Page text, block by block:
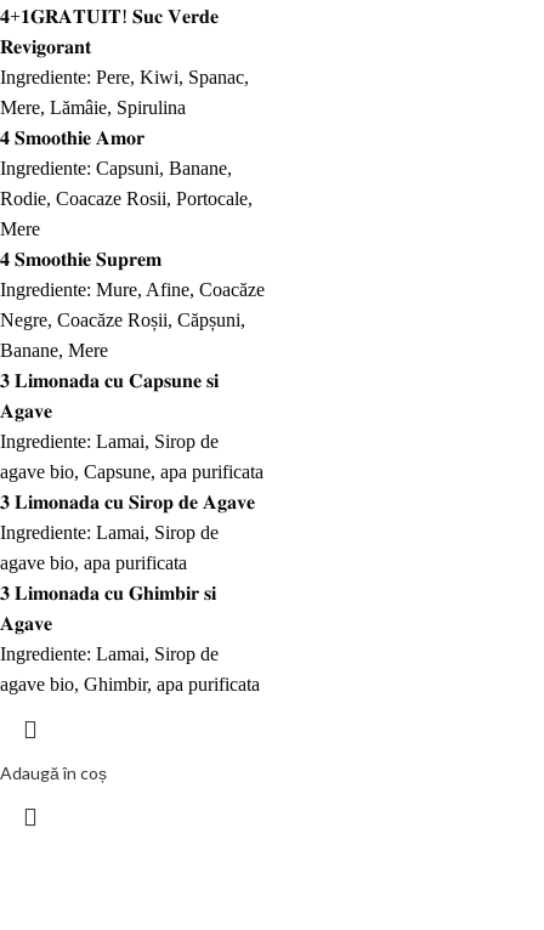
𝟒+𝟏𝐆𝐑𝐀𝐓𝐔𝐈𝐓! 𝐒𝐮𝐜 𝐕𝐞𝐫𝐝𝐞
𝐑𝐞𝐯𝐢𝐠𝐨𝐫𝐚𝐧𝐭
Ingrediente: Pere, Kiwi, Spanac,
Mere, Lămâie, Spirulina
𝟒 𝐒𝐦𝐨𝐨𝐭𝐡𝐢𝐞 𝐀𝐦𝐨𝐫
Ingrediente: Capsuni, Banane,
Rodie, Coacaze Rosii, Portocale,
Mere
𝟒 𝐒𝐦𝐨𝐨𝐭𝐡𝐢𝐞 𝐒𝐮𝐩𝐫𝐞𝐦
Ingrediente: Mure, Afine, Coacăze
Negre, Coacăze Roșii, Căpșuni,
Banane, Mere
𝟑 𝐋𝐢𝐦𝐨𝐧𝐚𝐝𝐚 𝐜𝐮 𝐂𝐚𝐩𝐬𝐮𝐧𝐞 𝐬𝐢
𝐀𝐠𝐚𝐯𝐞
Ingrediente: Lamai, Sirop de
agave bio, Capsune, apa purificata
𝟑 𝐋𝐢𝐦𝐨𝐧𝐚𝐝𝐚 𝐜𝐮 𝐒𝐢𝐫𝐨𝐩 𝐝𝐞 𝐀𝐠𝐚𝐯𝐞
Ingrediente: Lamai, Sirop de
agave bio, apa purificata
𝟑 𝐋𝐢𝐦𝐨𝐧𝐚𝐝𝐚 𝐜𝐮 𝐆𝐡𝐢𝐦𝐛𝐢𝐫 𝐬𝐢
𝐀𝐠𝐚𝐯𝐞
Ingrediente: Lamai, Sirop de
agave bio, Ghimbir, apa purificata
Adaugă în coș